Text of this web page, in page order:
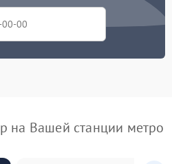
на Вашей станции метро